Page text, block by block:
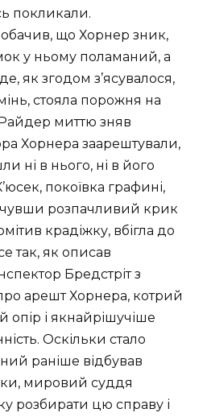
покликали.
що Хорнер зник,
у ньому поламаний, а
як згодом з’ясувалося,
стояла порожня на
миттю зняв
Хорнера заарештували,
ні в нього, ні в його
покоївка графині,
розпачливий крик
крадіжку, вбігла до
так, як описав
Бредстріт з
арешт Хорнера, котрий
і якнайрішучіше
Оскільки стало
раніше відбував
мировий суддя
розбирати цю справу і